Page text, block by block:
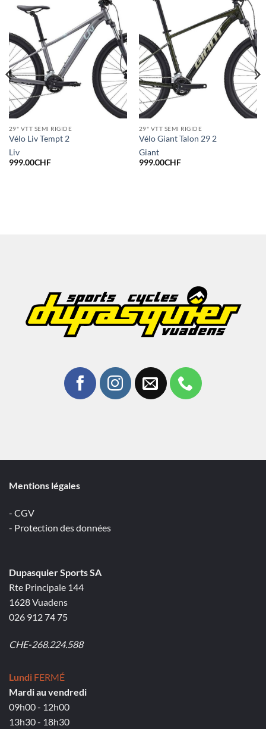
29" VTT SEMI RIGIDE
Vélo Liv Tempt 2
Liv
999.00CHF
29" VTT SEMI RIGIDE
Vélo Giant Talon 29 2
Giant
999.00CHF
Mentions légales
- CGV
- Protection des données
Dupasquier Sports SA
Rte Principale 144
1628 Vuadens
026 912 74 75
CHE-268.224.588
Lundi FERMÉ
Mardi au vendredi
09h00 - 12h00
13h30 - 18h30